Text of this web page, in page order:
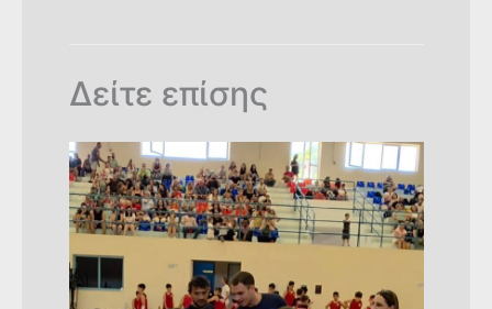
Δείτε επίσης